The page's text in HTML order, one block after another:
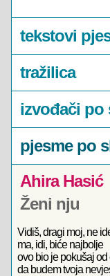
tekstovi
tražilica
izvođači po
pjesme po
Ahira Hasić
Ženi nju
Vidiš, dragi moj, ne
ma, idi, biće najbolje
ovo bio je pokušaj od
da budem tvoja